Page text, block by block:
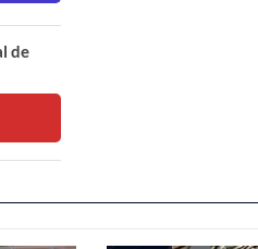
de